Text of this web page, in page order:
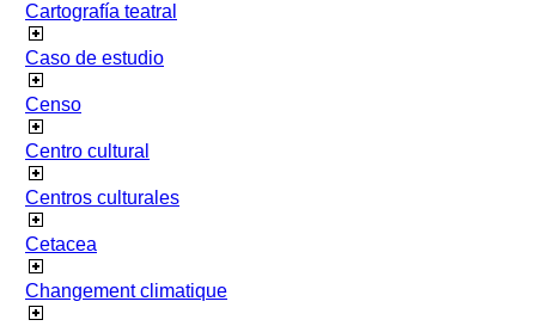
Cartografía teatral
Caso de estudio
Censo
Centro cultural
Centros culturales
Cetacea
Changement climatique